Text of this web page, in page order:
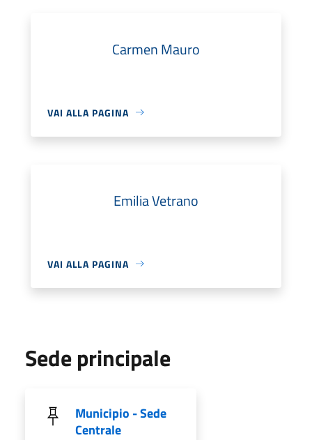
Carmen Mauro
VAI ALLA PAGINA
Emilia Vetrano
VAI ALLA PAGINA
Sede principale
Municipio - Sede
Centrale